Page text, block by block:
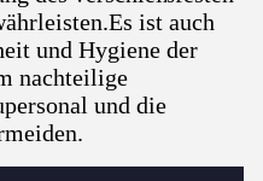
ist auch
und Hygiene der
nachteilige
und die